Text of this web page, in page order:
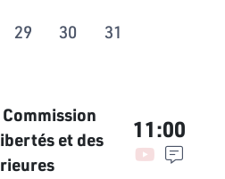
29 30 31
et des
11:00